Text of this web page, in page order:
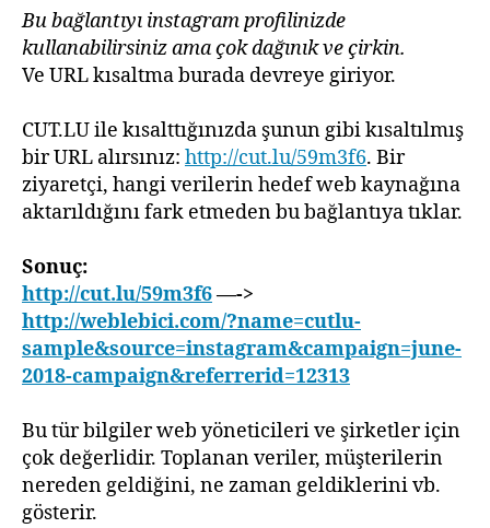
Bu bağlantıyı instagram profilinizde
kullanabilirsiniz ama çok dağınık ve çirkin.
Ve URL kısaltma burada devreye giriyor.
CUT.LU ile kısalttığınızda şunun gibi kısaltılmış
bir URL alırsınız: http://cut.lu/59m3f6. Bir
ziyaretçi, hangi verilerin hedef web kaynağına
aktarıldığını fark etmeden bu bağlantıya tıklar.
Sonuç:
http://cut.lu/59m3f6—->
http://weblebici.com/?name=cutlu-
sample&source=instagram&campaign=june-
2018-campaign&referrerid=12313
Bu tür bilgiler web yöneticileri ve şirketler için
çok değerlidir. Toplanan veriler, müşterilerin
nereden geldiğini, ne zaman geldiklerini vb.
gösterir.